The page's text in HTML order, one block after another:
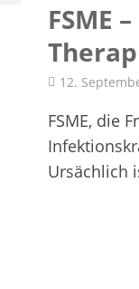
FSME
12.
FSME, die
Ursächlich